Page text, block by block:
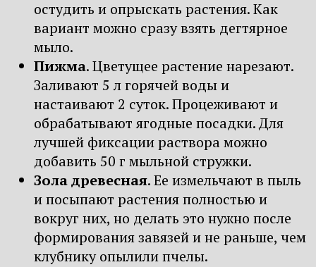
остудить и опрыскать растения. Как
вариант можно сразу взять дегтярное
мыло.
Пижма. Цветущее растение нарезают.
Заливают 5 л горячей воды и
настаивают 2 суток. Процеживают и
обрабатывают ягодные посадки. Для
лучшей фиксации раствора можно
добавить 50 г мыльной стружки.
Зола древесная. Ее измельчают в пыль
и посыпают растения полностью и
вокруг них, но делать это нужно после
формирования завязей и не раньше, чем
клубнику опылили пчелы.